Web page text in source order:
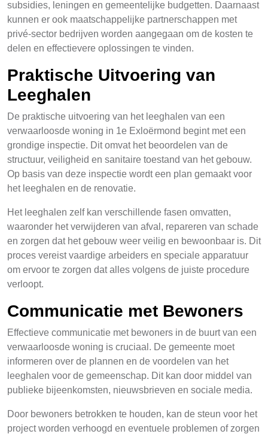
subsidies, leningen en gemeentelijke budgetten. Daarnaast
kunnen er ook maatschappelijke partnerschappen met
privé-sector bedrijven worden aangegaan om de kosten te
delen en effectievere oplossingen te vinden.
Praktische Uitvoering van
Leeghalen
De praktische uitvoering van het leeghalen van een
verwaarloosde woning in 1e Exloërmond begint met een
grondige inspectie. Dit omvat het beoordelen van de
structuur, veiligheid en sanitaire toestand van het gebouw.
Op basis van deze inspectie wordt een plan gemaakt voor
het leeghalen en de renovatie.
Het leeghalen zelf kan verschillende fasen omvatten,
waaronder het verwijderen van afval, repareren van schade
en zorgen dat het gebouw weer veilig en bewoonbaar is. Dit
proces vereist vaardige arbeiders en speciale apparatuur
om ervoor te zorgen dat alles volgens de juiste procedure
verloopt.
Communicatie met Bewoners
Effectieve communicatie met bewoners in de buurt van een
verwaarloosde woning is cruciaal. De gemeente moet
informeren over de plannen en de voordelen van het
leeghalen voor de gemeenschap. Dit kan door middel van
publieke bijeenkomsten, nieuwsbrieven en sociale media.
Door bewoners betrokken te houden, kan de steun voor het
project worden verhoogd en eventuele problemen of zorgen